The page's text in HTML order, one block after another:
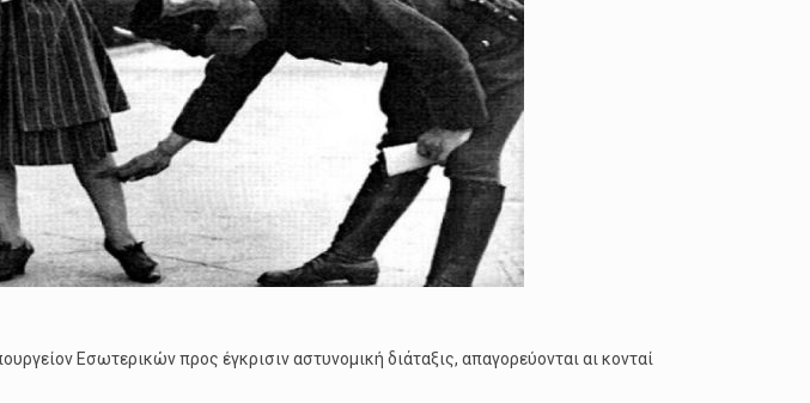
Εσωτερικών προς έγκρισιν αστυνομική διάταξις, απαγορεύονται αι κονταί